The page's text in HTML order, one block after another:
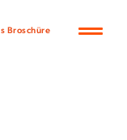
Broschüre